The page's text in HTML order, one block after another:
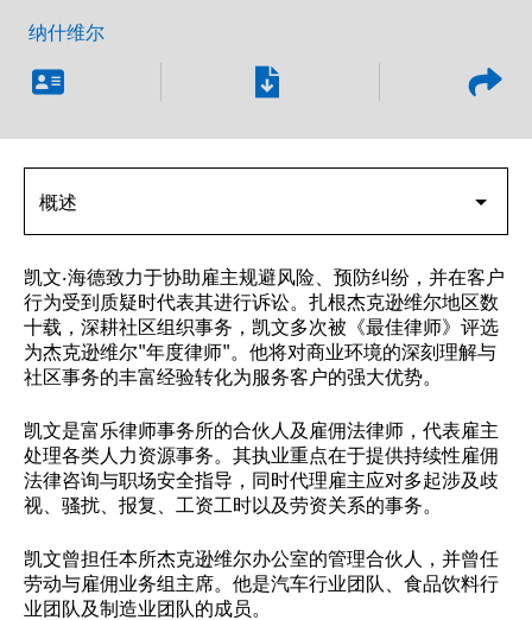
纳什维尔
凯文·海德致力于协助雇主规避风险、预防纠纷，并在客户
行为受到质疑时代表其进行诉讼。扎根杰克逊维尔地区数
十载，深耕社区组织事务，凯文多次被《最佳律师》评选
为杰克逊维尔"年度律师"。他将对商业环境的深刻理解与
社区事务的丰富经验转化为服务客户的强大优势。
凯文是富乐律师事务所的合伙人及雇佣法律师，代表雇主
处理各类人力资源事务。其执业重点在于提供持续性雇佣
法律咨询与职场安全指导，同时代理雇主应对多起涉及歧
视、骚扰、报复、工资工时以及劳资关系的事务。
凯文曾担任本所杰克逊维尔办公室的管理合伙人，并曾任
劳动与雇佣业务组主席。他是汽车行业团队、食品饮料行
业团队及制造业团队的成员。